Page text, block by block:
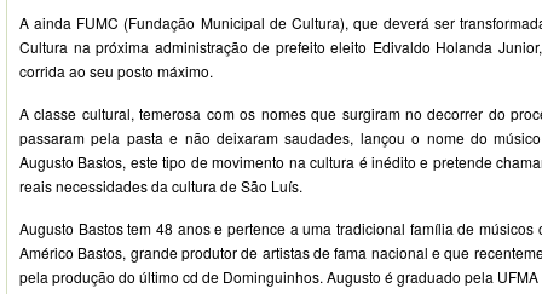
A ainda FUMC (Fundação Municipal de Cultura), que deverá ser
Cultura na próxima administração de prefeito eleito Edivaldo Holanda
corrida ao seu posto máximo.
A classe cultural, temerosa com os nomes que surgiram no decorrer do
passaram pela pasta e não deixaram saudades, lançou o nome do
Augusto Bastos, este tipo de movimento na cultura é inédito e pretende
reais necessidades da cultura de São Luís.
Augusto Bastos tem 48 anos e pertence a uma tradicional família de músicos
Américo Bastos, grande produtor de artistas de fama nacional e que
pela produção do último cd de Dominguinhos. Augusto é graduado pela